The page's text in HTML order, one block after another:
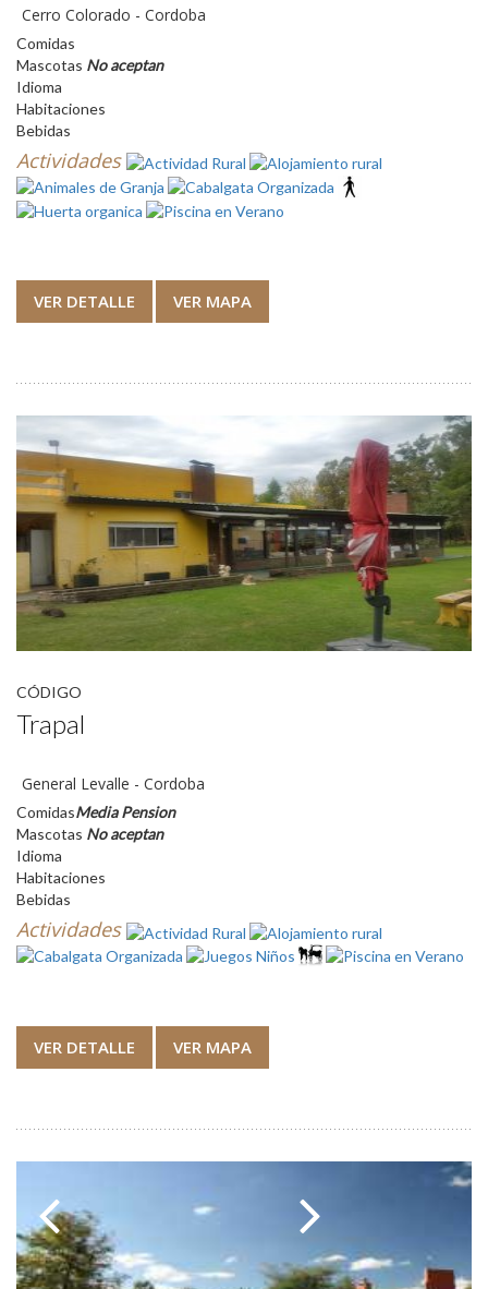
Cerro Colorado - Cordoba
Comidas
Mascotas No aceptan
Idioma
Habitaciones
Bebidas
Actividades
VER DETALLE VER MAPA
CÓDIGO
Trapal
General Levalle - Cordoba
ComidasMedia Pension
Mascotas No aceptan
Idioma
Habitaciones
Bebidas
Actividades
VER DETALLE VER MAPA